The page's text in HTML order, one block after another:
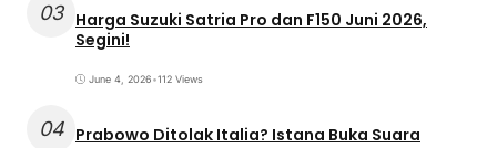
03 Harga Suzuki Satria Pro dan F150 Juni 2026,
Segini!
June 4, 2026•112 Views
04 Prabowo Ditolak Italia? Istana Buka Suara